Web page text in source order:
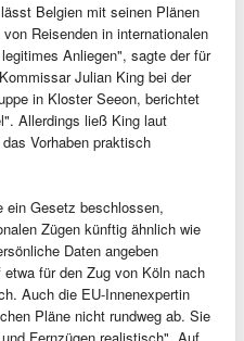
Belgien mit seinen Plänen
Reisenden in internationalen
Anliegen", sagte der für
Julian King bei der
in Kloster Seeon, berichtet
Allerdings ließ King laut
Vorhaben praktisch
ein Gesetz beschlossen,
Zügen künftig ähnlich wie
Daten angeben
für den Zug von Köln nach
Auch die EU-Innenexpertin
Pläne nicht rundweg ab. Sie